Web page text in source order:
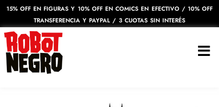
15% OFF EN FIGURAS Y 10% OFF EN COMICS EN EFECTIVO / 10% OFF
TRANSFERENCIA Y PAYPAL / 3 CUOTAS SIN INTERÉS